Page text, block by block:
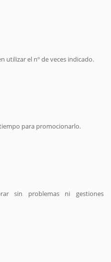
utilizar el nº de veces indicado.
para promocionarlo.
sin problemas ni gestiones